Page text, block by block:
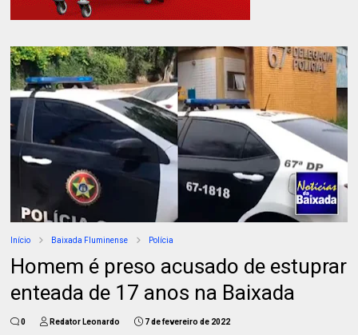
Início Baixada Fluminense Polícia
Homem é preso acusado de estuprar
enteada de 17 anos na Baixada
0 Redator Leonardo 7 de fevereiro de 2022